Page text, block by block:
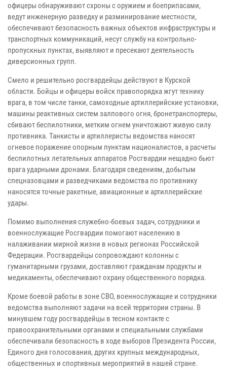
офицеры обнаруживают схроны с оружием и боеприпасами,
ведут инженерную разведку и разминирование местности,
обеспечивают безопасность важных объектов инфраструктуры и
транспортных коммуникаций, несут службу на контрольно-
пропускных пунктах, выявляют и пресекают деятельность
диверсионных групп.
Смело и решительно росгвардейцы действуют в Курской
области. Бойцы и офицеры войск правопорядка жгут технику
врага, в том числе танки, самоходные артиллерийские установки,
машины реактивных систем залпового огня, бронетранспортеры,
сбивают беспилотники, метким огнем уничтожают живую силу
противника. Танкисты и артиллеристы ведомства наносят
огневое поражение опорным пунктам националистов, а расчеты
беспилотных летательных аппаратов Росгвардии нещадно бьют
врага ударными дронами. Благодаря сведениям, добытым
спецназовцами и разведчиками ведомства по противнику
наносятся точные ракетные, авиационные и артиллерийские
удары.
Помимо выполнения служебно-боевых задач, сотрудники и
военнослужащие Росгвардии помогают населению в
налаживании мирной жизни в новых регионах Российской
Федерации. Росгвардейцы сопровождают колонны с
гуманитарными грузами, доставляют гражданам продукты и
медикаменты, обеспечивают охрану общественного порядка.
Кроме боевой работы в зоне СВО, военнослужащие и сотрудники
ведомства выполняют задачи на всей территории страны. В
минувшем году росгвардейцы в тесном контакте с
правоохранительными органами и специальными службами
обеспечивали безопасность в ходе выборов Президента России,
Единого дня голосования, других крупных международных,
общественных и спортивных мероприятий в нашей стране.